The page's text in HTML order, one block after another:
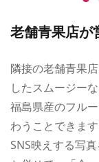
老舗青果店が
隣接の老舗青果
したスムージー
福島県産のフル
わうことできます
SNS映えする写